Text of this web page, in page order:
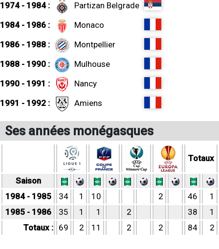
1974 - 1984 :
Partizan Belgrade
1984 - 1986 :
Monaco
1986 - 1988 :
Montpellier
1988 - 1990 :
Mulhouse
1990 - 1991 :
Nancy
1991 - 1992 :
Amiens
Ses années monégasques
Totaux
Saison
1984 - 1985
34 1 10 2 46
1
1985 - 1986
35 1 1 2 38
1
Totaux : 69 2 11 2 2 84 2